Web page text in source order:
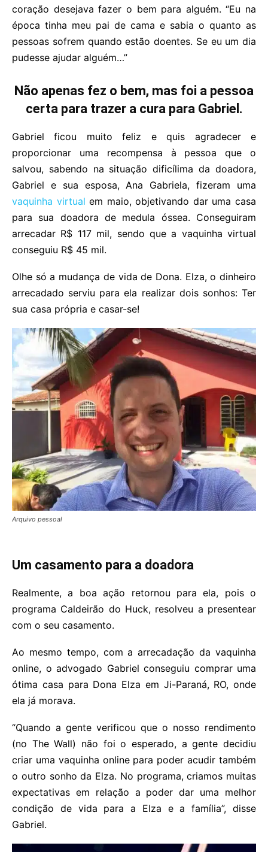
coração desejava fazer o bem para alguém. “Eu na
época tinha meu pai de cama e sabia o quanto as
pessoas sofrem quando estão doentes. Se eu um dia
pudesse ajudar alguém…”
Não apenas fez o bem, mas foi a pessoa
certa para trazer a cura para Gabriel.
Gabriel ficou muito feliz e quis agradecer e
proporcionar uma recompensa à pessoa que o
salvou, sabendo na situação dificílima da doadora,
Gabriel e sua esposa, Ana Gabriela, fizeram uma
vaquinha virtual em maio, objetivando dar uma casa
para sua doadora de medula óssea. Conseguiram
arrecadar R$ 117 mil, sendo que a vaquinha virtual
conseguiu R$ 45 mil.
Olhe só a mudança de vida de Dona. Elza, o dinheiro
arrecadado serviu para ela realizar dois sonhos: Ter
sua casa própria e casar-se!
Arquivo pessoal
Um casamento para a doadora
Realmente, a boa ação retornou para ela, pois o
programa Caldeirão do Huck, resolveu a presentear
com o seu casamento.
Ao mesmo tempo, com a arrecadação da vaquinha
online, o advogado Gabriel conseguiu comprar uma
ótima casa para Dona Elza em Ji-Paraná, RO, onde
ela já morava.
“Quando a gente verificou que o nosso rendimento
(no The Wall) não foi o esperado, a gente decidiu
criar uma vaquinha online para poder acudir também
o outro sonho da Elza. No programa, criamos muitas
expectativas em relação a poder dar uma melhor
condição de vida para a Elza e a família”, disse
Gabriel.